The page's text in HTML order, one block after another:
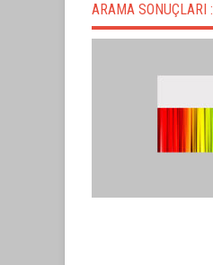
ARAMA SONUÇLARI :